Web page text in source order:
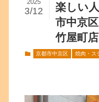
楽しい
市中京
竹屋町店
2025
3/12
京都市中京区 焼肉・ス